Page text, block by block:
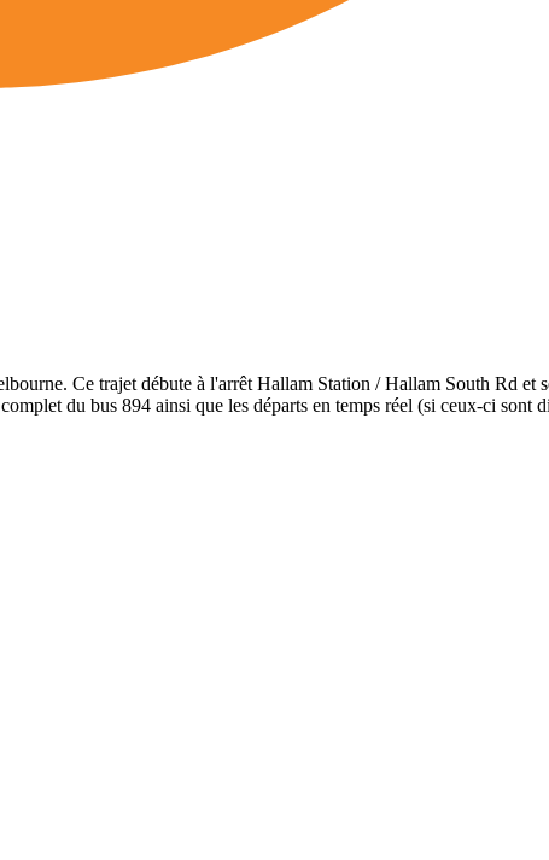
Ce trajet débute à l'arrêt Hallam Station / Hallam South Rd et
du bus 894 ainsi que les départs en temps réel (si ceux-ci sont